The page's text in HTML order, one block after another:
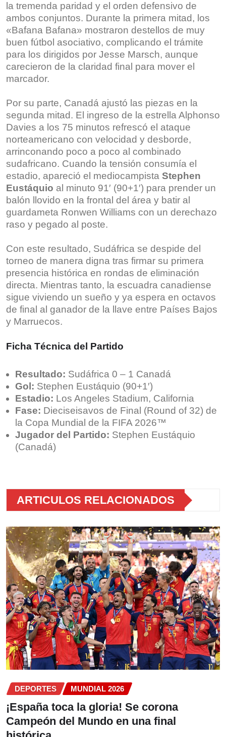
la tremenda paridad y el orden defensivo de
ambos conjuntos. Durante la primera mitad, los
«Bafana Bafana» mostraron destellos de muy
buen fútbol asociativo, complicando el trámite
para los dirigidos por Jesse Marsch, aunque
carecieron de la claridad final para mover el
marcador.
Por su parte, Canadá ajustó las piezas en la
segunda mitad. El ingreso de la estrella Alphonso
Davies a los 75 minutos refrescó el ataque
norteamericano con velocidad y desborde,
arrinconando poco a poco al combinado
sudafricano. Cuando la tensión consumía el
estadio, apareció el mediocampista Stephen
Eustáquio al minuto 91′ (90+1′) para prender un
balón llovido en la frontal del área y batir al
guardameta Ronwen Williams con un derechazo
raso y pegado al poste.
Con este resultado, Sudáfrica se despide del
torneo de manera digna tras firmar su primera
presencia histórica en rondas de eliminación
directa. Mientras tanto, la escuadra canadiense
sigue viviendo un sueño y ya espera en octavos
de final al ganador de la llave entre Países Bajos
y Marruecos.
Ficha Técnica del Partido
Resultado: Sudáfrica 0 – 1 Canadá
Gol: Stephen Eustáquio (90+1′)
Estadio: Los Angeles Stadium, California
Fase: Dieciseisavos de Final (Round of 32) de
la Copa Mundial de la FIFA 2026™
Jugador del Partido: Stephen Eustáquio
(Canadá)
ARTICULOS RELACIONADOS
DEPORTES MUNDIAL 2026
¡España toca la gloria! Se corona
Campeón del Mundo en una final